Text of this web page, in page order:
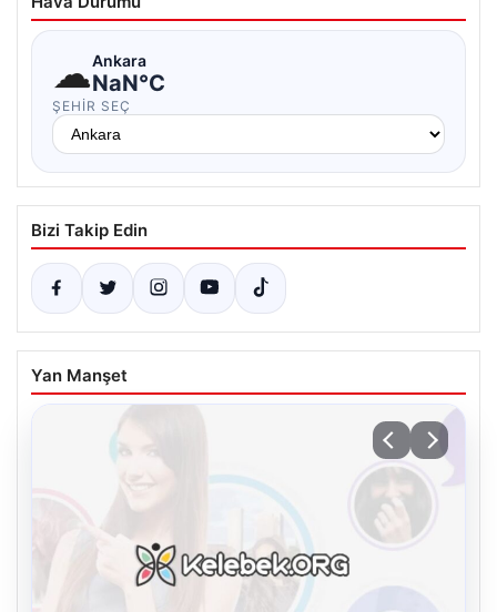
☁Ankara
NaN°C
ŞEHIR SEÇ
Bizi Takip Edin
Yan Manşet